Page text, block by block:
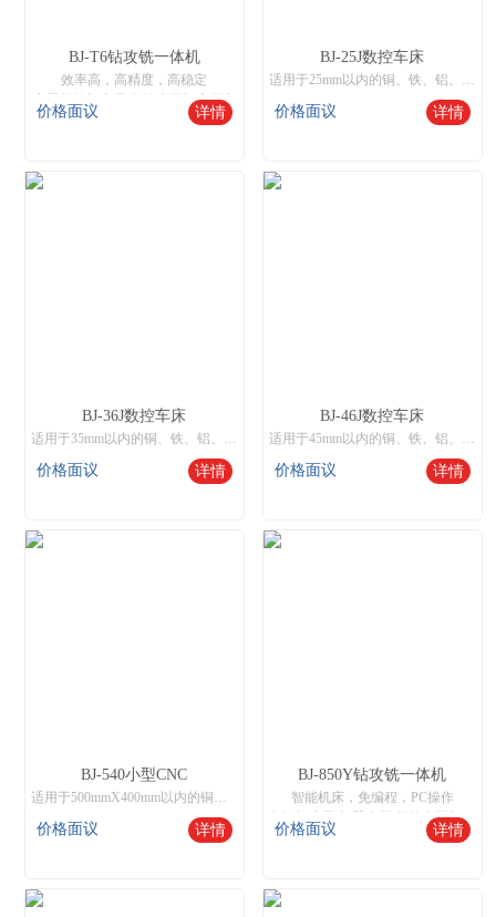
BJ-T6钻攻铣一体机
效率高，高精度，高稳定
中国数控机床网,数控木工机床厂家
价格面议 详情
BJ-25J数控车床
适用于25mm以内的铜、铁、铝、不绣钢棒料批量化生产，和50mm以内开料或锻打件粒料自动送料批量生产，也可装液压卡盘实现250mm以内零件单件或机械手送料生产。
价格面议 详情
BJ-36J数控车床
适用于35mm以内的铜、铁、铝、不绣钢棒料批量化生产，和50mm以内开料或锻打件粒料自动送料批量生产，也可装液压卡盘实现250mm以内零件单件或机械手送料生产。
价格面议 详情
BJ-46J数控车床
适用于45mm以内的铜、铁、铝、不绣钢棒料批量化生产，和60mm以内开料或锻打件粒料自动送料批量生产，也可装液压卡盘实现350mm以内零件单件或机械手送料生产。
价格面议 详情
BJ-540小型CNC
适用于500mmX400mm以内的铜、铁、铝、不锈钢工件进行8工位加工，操作与市场通用加工中心兼容，支持钻孔、攻牙、铣削，雕刻等功能。
价格面议 详情
BJ-850Y钻攻铣一体机
智能机床，免编程，PC操作
数控机床网,机器人网,数控木工机床厂家
价格面议 详情